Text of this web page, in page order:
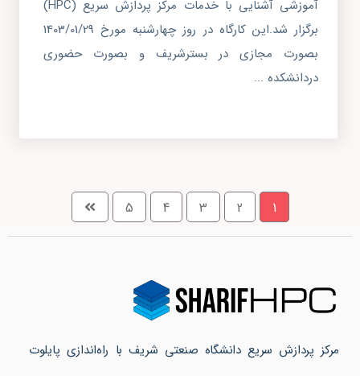
آموزشی آشنایی با خدمات مرکز پردازش سریع (HPC)
برگزار شد.این کارگاه در روز چهارشنبه مورخ 1403/01/29
بصورت مجازی در بسترشریف و بصورت حضوری
دردانشکده ...
1
2
3
4
5
مرکز پردازش سریع دانشگاه صنعتی شریف با راه‌اندازی پایلوت